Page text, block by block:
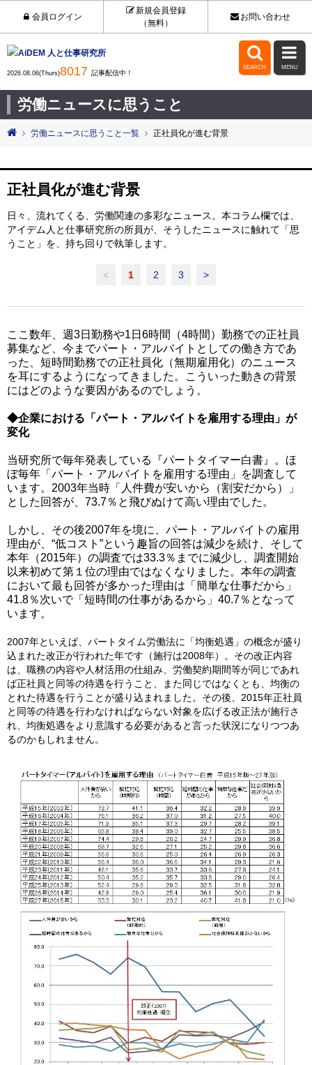
会員ログイン
新規会員登録
（無料）
お問い合わせ
2026.08.06(Thurs)8017 記事配信中！

SEARCH

MENU
労働ニュースに思うこと
労働ニュースに思うこと一覧 正社員化が進む背景
正社員化が進む背景
日々、流れてくる、労働関連の多彩なニュース。本コラム欄では、
アイデム人と仕事研究所の所員が、そうしたニュースに触れて「思
うこと」を、持ち回りで執筆します。
< 1 2 3 >
ここ数年、週3日勤務や1日6時間（4時間）勤務での正社員
募集など、今までパート・アルバイトとしての働き方であ
った、短時間勤務での正社員化（無期雇用化）のニュース
を耳にするようになってきました。こういった動きの背景
にはどのような要因があるのでしょう。
◆企業における「パート・アルバイトを雇用する理由」が
変化
当研究所で毎年発表している『パートタイマー白書』。ほ
ぼ毎年「パート・アルバイトを雇用する理由」を調査して
います。2003年当時「人件費が安いから（割安だから）」
とした回答が、73.7％と飛びぬけて高い理由でした。
しかし、その後2007年を境に、パート・アルバイトの雇用
理由が、“低コスト”という趣旨の回答は減少を続け、そして
本年（2015年）の調査では33.3％までに減少し、調査開始
以来初めて第１位の理由ではなくなりました。本年の調査
において最も回答が多かった理由は「簡単な仕事だから」
41.8％次いで「短時間の仕事があるから」40.7％となって
います。
2007年といえば、パートタイム労働法に「均衡処遇」の概念が盛り
込まれた改正が行われた年です（施行は2008年）。その改正内容
は、職務の内容や人材活用の仕組み、労働契約期間等が同じであれ
ば正社員と同等の待遇を行うこと、また同じではなくとも、均衡の
とれた待遇を行うことが盛り込まれました。その後、2015年正社員
と同等の待遇を行わなければならない対象を広げる改正法が施行さ
れ、均衡処遇をより意識する必要があると言った状況になりつつあ
るのかもしれません。